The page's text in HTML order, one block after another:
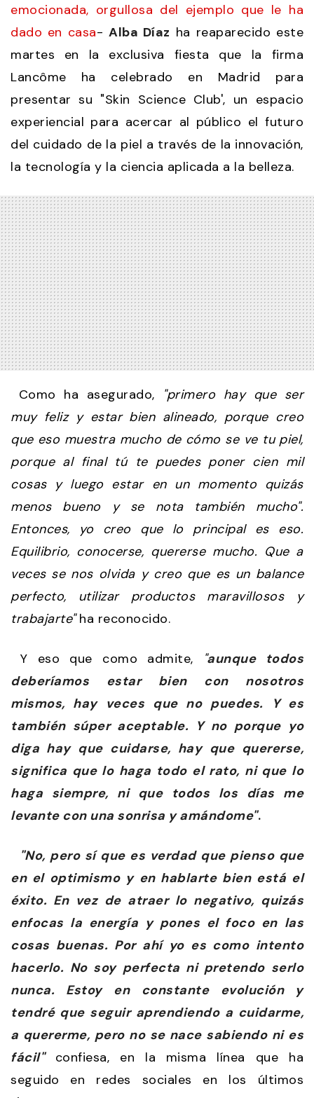
emocionada, orgullosa del ejemplo que le ha
dado en casa-Alba Díaz ha reaparecido este
martes en la exclusiva fiesta que la firma
Lancôme ha celebrado en Madrid para
presentar su "Skin Science Club', un espacio
experiencial para acercar al público el futuro
del cuidado de la piel a través de la innovación,
la tecnología y la ciencia aplicada a la belleza.
Como ha asegurado,
"primero hay que ser
muy feliz y estar bien alineado, porque creo
que eso muestra mucho de cómo se ve tu piel,
porque al final tú te puedes poner cien mil
cosas y luego estar en un momento quizás
menos bueno y se nota también mucho".
Entonces, yo creo que lo principal es eso.
Equilibrio, conocerse, quererse mucho. Que a
veces se nos olvida y creo que es un balance
perfecto, utilizar productos maravillosos y
trabajarte"ha reconocido.
Y eso que como admite, "aunque todos
deberíamos estar bien con nosotros
mismos, hay veces que no puedes. Y es
también súper aceptable. Y no porque yo
diga hay que cuidarse, hay que quererse,
significa que lo haga todo el rato, ni que lo
haga siempre, ni que todos los días me
levante con una sonrisa y amándome".
"No, pero sí que es verdad que pienso que
en el optimismo y en hablarte bien está el
éxito. En vez de atraer lo negativo, quizás
enfocas la energía y pones el foco en las
cosas buenas. Por ahí yo es como intento
hacerlo. No soy perfecta ni pretendo serlo
nunca. Estoy en constante evolución y
tendré que seguir aprendiendo a cuidarme,
a quererme, pero no se nace sabiendo ni es
fácil"confiesa, en la misma línea que ha
seguido en redes sociales en los últimos